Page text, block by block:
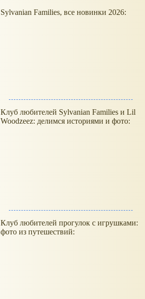
Sylvanian Families, все новинки 2026:
Клуб любителей Sylvanian Families и Lil
Woodzeez: делимся историями и фото:
Клуб любителей прогулок с игрушками:
фото из путешествий: